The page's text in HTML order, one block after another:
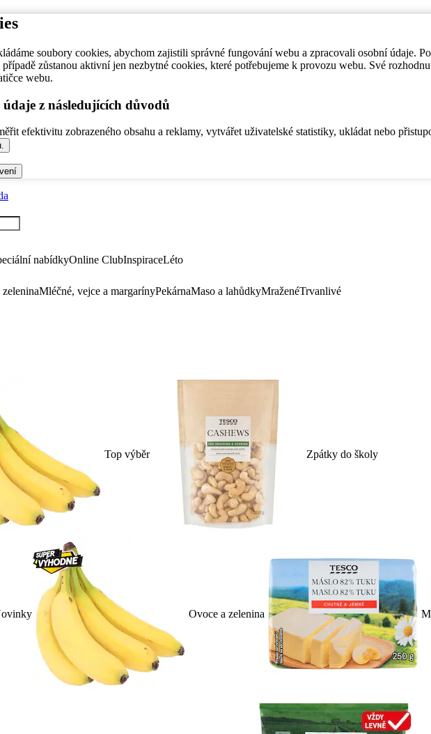
soubory cookies, abychom zajistili správné fungování webu a zpracovali osobní údaje.
zůstanou aktivní jen nezbytné cookies, které potřebujeme k provozu webu. Své
webu.
z následujících důvodů
efektivitu zobrazeného obsahu a reklamy, vytvářet uživatelské statistiky, ukládat nebo
nabídkyOnline ClubInspiraceLéto
Mléčné, vejce a margarínyPekárnaMaso a lahůdkyMraženéTrvanlivé
Top výběr Zpátky do školy
Ovoce a zelenina